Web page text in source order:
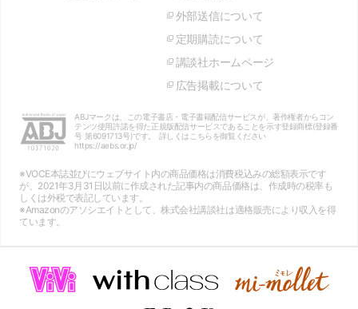
外部送信について
定期購読について
講談社ホームページ
広告掲載について
ABJマークは、この電子書店・電子書籍配信サービスが、著作権者からコン
テンツ使用許諾を得た正規版配信サービスであることを示す登録商標(登録番
号 第6091713号)です。 詳しくはこちらを御覧ください
https://aebs.or.jp/
※VOCE本誌並びにウェブサイト内の商品価格は消費税込みの総額表示です
が、2021年3月31日以前に作成された記事内の商品価格は、作成時の税率も
しくは外税で表記しています。
※Amazonのアソシエイトとして、株式会社講談社は適格販売により収入を得
ています。